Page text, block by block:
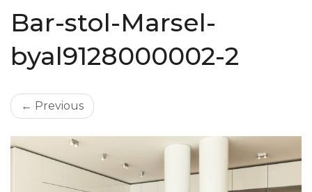
Bar-stol-Marsel-
byal9128000002-2
← Previous